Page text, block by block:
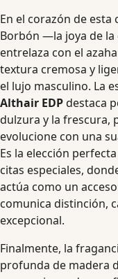
En el corazón de
Borbón —la joya de
entrelaza con el
textura cremosa y
el lujo masculino. La
Althair EDPdestaca
dulzura y la frescura,
evolucione con una
Es la elección
citas especiales,
actúa como un
comunica distinción,
excepcional.
Finalmente, la
profunda de madera